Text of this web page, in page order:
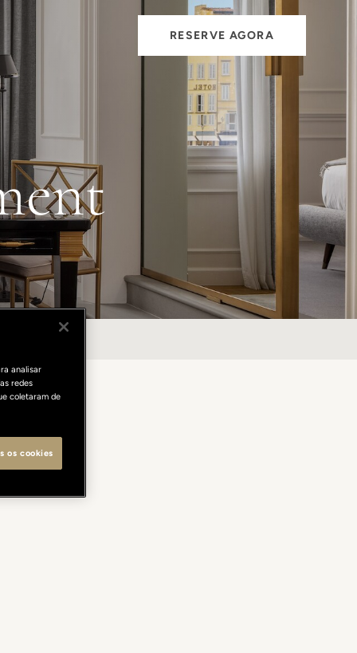
RESERVE AGORA
analisar
redes
coletaram de
os cookies